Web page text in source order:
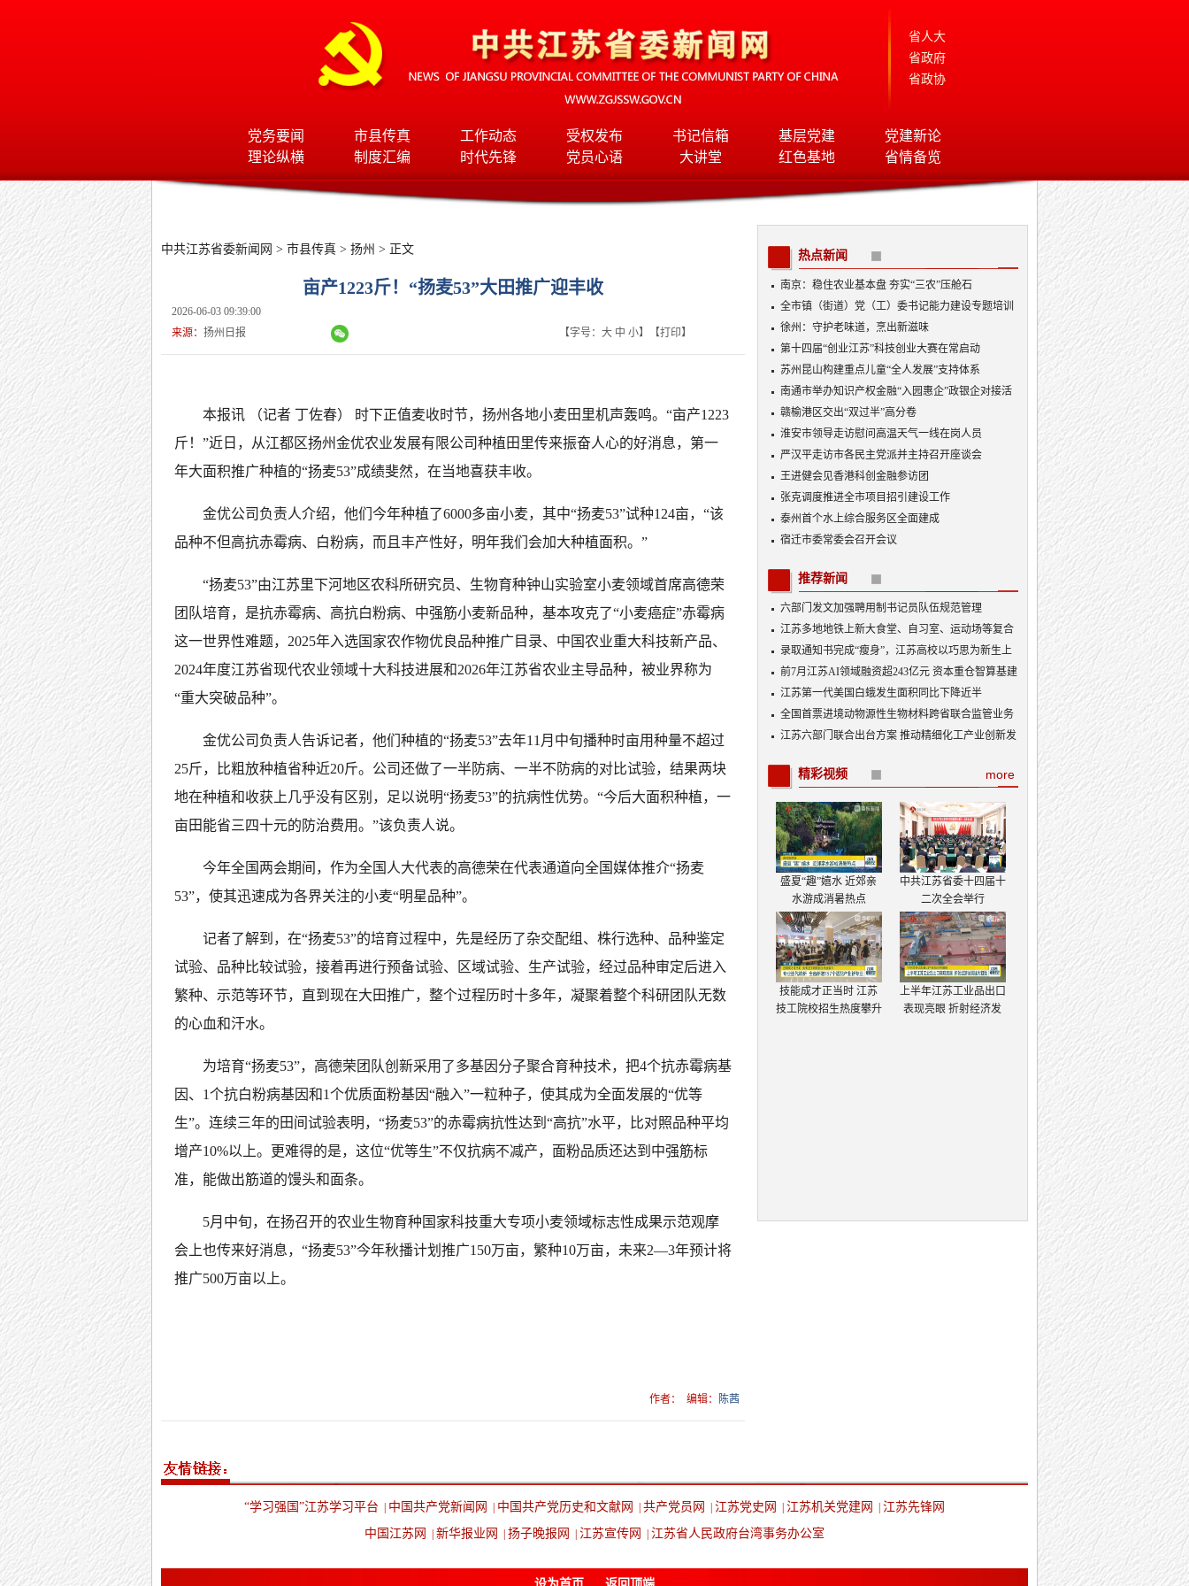
省人大
省政府
省政协
党务要闻 市县传真 工作动态 受权发布 书记信箱 基层党建
党建新论
理论纵横
制度汇编 时代先锋 党员心语 大讲堂 红色基地 省情备览
中共江苏省委新闻网 > 市县传真 > 扬州 > 正文
亩产1223斤！“扬麦53”大田推广迎丰收
2026-06-03 09:39:00
来源： 扬州日报 【字号： 大 中 小】【打印】
本报讯 （记者 丁佐春） 时下正值麦收时节，扬州各地小麦田里机声轰鸣。“亩产1223
斤！”近日，从江都区扬州金优农业发展有限公司种植田里传来振奋人心的好消息，第一
年大面积推广种植的“扬麦53”成绩斐然，在当地喜获丰收。
金优公司负责人介绍，他们今年种植了6000多亩小麦，其中“扬麦53”试种124亩，“该
品种不但高抗赤霉病、白粉病，而且丰产性好，明年我们会加大种植面积。”
“扬麦53”由江苏里下河地区农科所研究员、生物育种钟山实验室小麦领域首席高德荣
团队培育，是抗赤霉病、高抗白粉病、中强筋小麦新品种，基本攻克了“小麦癌症”赤霉病
这一世界性难题，2025年入选国家农作物优良品种推广目录、中国农业重大科技新产品、
2024年度江苏省现代农业领域十大科技进展和2026年江苏省农业主导品种，被业界称为
“重大突破品种”。
金优公司负责人告诉记者，他们种植的“扬麦53”去年11月中旬播种时亩用种量不超过
25斤，比粗放种植省种近20斤。公司还做了一半防病、一半不防病的对比试验，结果两块
地在种植和收获上几乎没有区别，足以说明“扬麦53”的抗病性优势。“今后大面积种植，一
亩田能省三四十元的防治费用。”该负责人说。
今年全国两会期间，作为全国人大代表的高德荣在代表通道向全国媒体推介“扬麦
53”，使其迅速成为各界关注的小麦“明星品种”。
记者了解到，在“扬麦53”的培育过程中，先是经历了杂交配组、株行选种、品种鉴定
试验、品种比较试验，接着再进行预备试验、区域试验、生产试验，经过品种审定后进入
繁种、示范等环节，直到现在大田推广，整个过程历时十多年，凝聚着整个科研团队无数
的心血和汗水。
为培育“扬麦53”，高德荣团队创新采用了多基因分子聚合育种技术，把4个抗赤霉病基
因、1个抗白粉病基因和1个优质面粉基因“融入”一粒种子，使其成为全面发展的“优等
生”。连续三年的田间试验表明，“扬麦53”的赤霉病抗性达到“高抗”水平，比对照品种平均
增产10%以上。更难得的是，这位“优等生”不仅抗病不减产，面粉品质还达到中强筋标
准，能做出筋道的馒头和面条。
5月中旬，在扬召开的农业生物育种国家科技重大专项小麦领域标志性成果示范观摩
会上也传来好消息，“扬麦53”今年秋播计划推广150万亩，繁种10万亩，未来2—3年预计将
推广500万亩以上。
作者： 编辑： 陈茜
热点新闻
南京：稳住农业基本盘 夯实“三农”压舱石
全市镇（街道）党（工）委书记能力建设专题培训
班开班
徐州：守护老味道，烹出新滋味
第十四届“创业江苏”科技创业大赛在常启动
苏州昆山构建重点儿童“全人发展”支持体系
南通市举办知识产权金融“入园惠企”政银企对接活
动
赣榆港区交出“双过半”高分卷
淮安市领导走访慰问高温天气一线在岗人员
严汉平走访市各民主党派并主持召开座谈会
王进健会见香港科创金融参访团
张克调度推进全市项目招引建设工作
泰州首个水上综合服务区全面建成
宿迁市委常委会召开会议
推荐新闻
六部门发文加强聘用制书记员队伍规范管理
江苏多地地铁上新大食堂、自习室、运动场等复合
功能——从“客流通道”到“生活场景”
录取通知书完成“瘦身”，江苏高校以巧思为新生上
好入学第一课
前7月江苏AI领域融资超243亿元 资本重仓智算基建
AI产业底盘夯实
江苏第一代美国白蛾发生面积同比下降近半
全国首票进境动物源性生物材料跨省联合监管业务
落地
江苏六部门联合出台方案 推动精细化工产业创新发
more
精彩视频
盛夏“趣”嬉水 近郊亲
水游成消暑热点
中共江苏省委十四届十
二次全会举行
技能成才正当时 江苏
技工院校招生热度攀升
上半年江苏工业品出口
表现亮眼 折射经济发
“学习强国”江苏学习平台 中国共产党新闻网 中国共产党历史和文献网 共产党员网 江苏党史网 江苏机关党建网
江苏先锋网
中国江苏网
新华报业网 扬子晚报网 江苏宣传网 江苏省人民政府台湾事务办公室